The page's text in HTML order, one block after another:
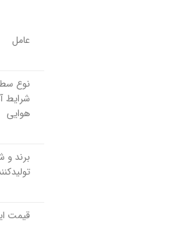
عامل
نوع
شرایط
هوایی
برند و
قیمت